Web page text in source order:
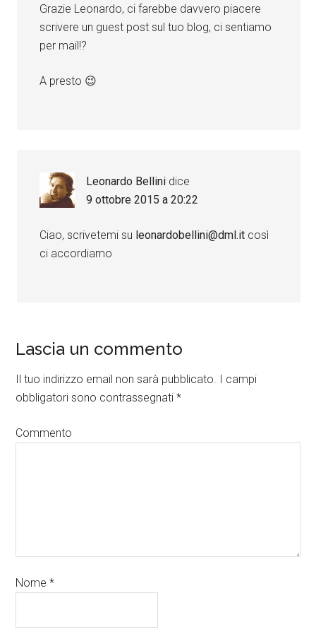
Grazie Leonardo, ci farebbe davvero piacere
scrivere un guest post sul tuo blog, ci sentiamo
per mail!?
A presto 😉
Leonardo Bellini dice
9 ottobre 2015 a 20:22
Ciao, scrivetemi su leonardobellini@dml.it così
ci accordiamo
Lascia un commento
Il tuo indirizzo email non sarà pubblicato. I campi
obbligatori sono contrassegnati*
Commento
Nome*